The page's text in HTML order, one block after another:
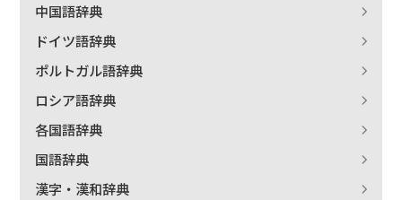
中国語辞典
ドイツ語辞典
ポルトガル語辞典
ロシア語辞典
各国語辞典
国語辞典
漢字・漢和辞典